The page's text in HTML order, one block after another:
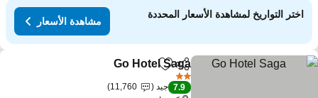
اختر التواريخ لمشاهدة الأسعار المحددة
مشاهدة الأسعار
مشاركةAdd to favorites
Go Hotel Saga
7.9 جيد
11,760